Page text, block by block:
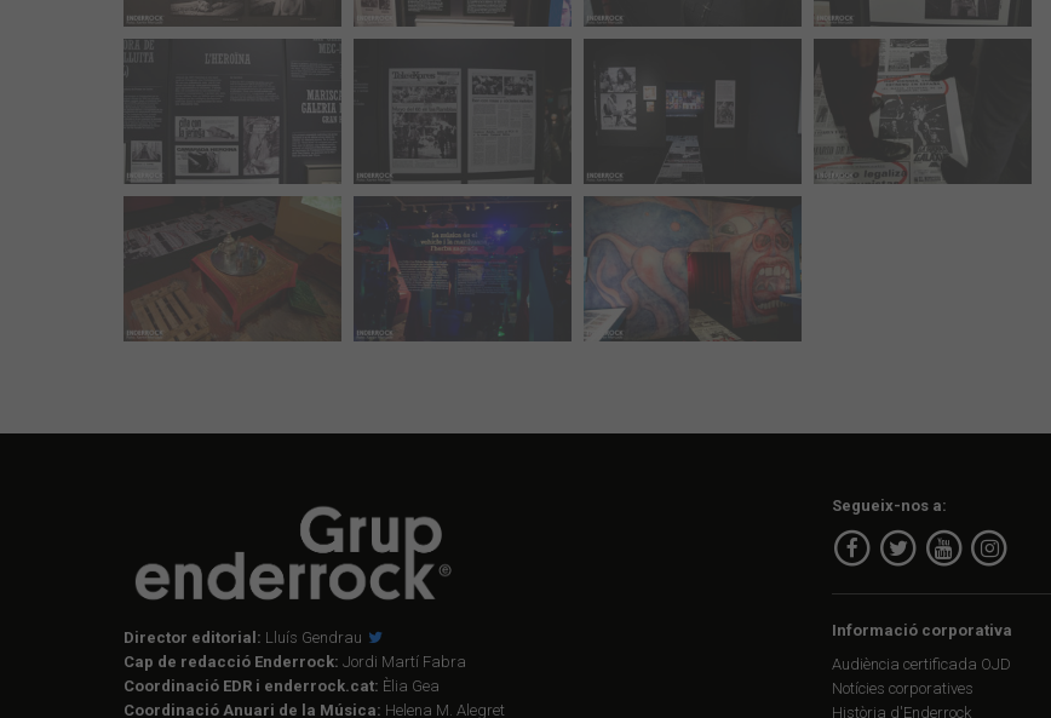
Director editorial: Lluís Gendrau
Cap de redacció Enderrock: Jordi Martí Fabra
Coordinació EDR i enderrock.cat: Èlia Gea
Coordinació Anuari de la Música: Helena M. Alegret
Segueix-nos a:
Informació corporativa
Audiència certificada OJD
Notícies corporatives
Història d'Enderrock